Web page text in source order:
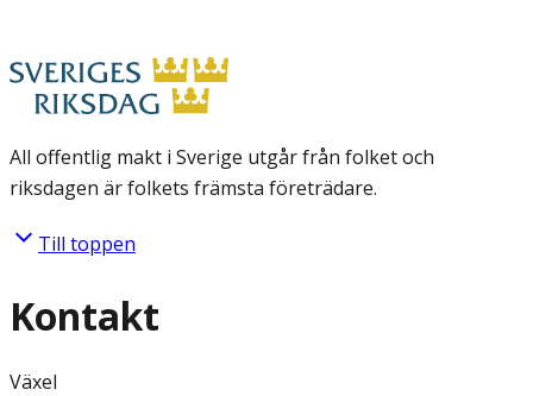
All offentlig makt i Sverige utgår från folket och
riksdagen är folkets främsta företrädare.
Till toppen
Kontakt
Växel